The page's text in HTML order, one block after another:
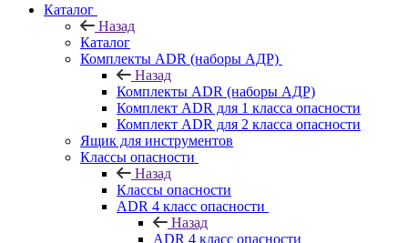
Каталог
Назад
Каталог
Комплекты ADR (наборы АДР)
Назад
Комплекты ADR (наборы АДР)
Комплект ADR для 1 класса опасности
Комплект ADR для 2 класса опасности
Ящик для инструментов
Классы опасности
Назад
Классы опасности
ADR 4 класс опасности
Назад
ADR 4 класс опасности